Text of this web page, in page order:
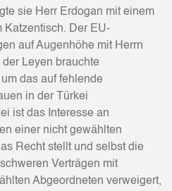
sie Herr Erdogan mit einem
Katzentisch. Der EU-
auf Augenhöhe mit Herrn
Leyen brauchte
das auf fehlende
in der Türkei
ist das Interesse an
einer nicht gewählten
Recht stellt und selbst die
Verträgen mit
Abgeordneten verweigert,